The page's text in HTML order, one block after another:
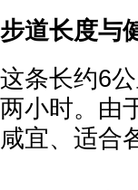
步道长度与
这条长约6
两小时。由
咸宜、适合